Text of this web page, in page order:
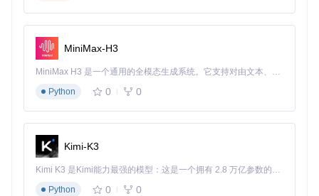
MiniMax-H3
MiniMax H3 是一个通用的全模态生成系统。它支持对由文本、图像、视频和音频组成的多模态上下文进行统一理解，并能生成分辨率高达 2K、时长可达 15 秒的带原生立体声音频的视频。得益于面向任务泛化的系统设计，H3 在预训练阶段就已具备广泛的多模态上下文理解与生成能力，能够出色地执行复杂的多模态指令。
Python
0 0
Kimi-K3
Kimi K3 是Kimi能力最强的模型：这是一个拥有 2.8 万亿参数的混合专家（MoE）模型，具备原生视觉理解能力，并支持 100 万 token 的上下文窗口。
Python
0 0